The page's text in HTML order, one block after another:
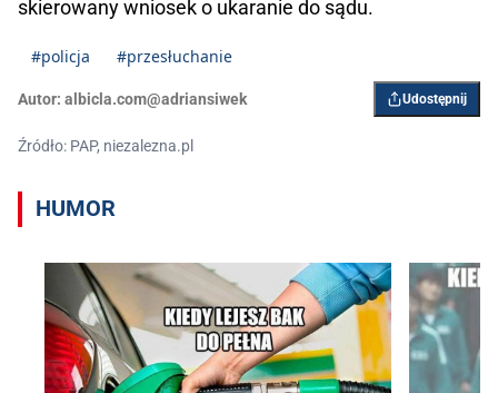
skierowany wniosek o ukaranie do sądu.
#policja #przesłuchanie
Autor: albicla.com@adriansiwek Udostępnij
Źródło: PAP, niezalezna.pl
HUMOR